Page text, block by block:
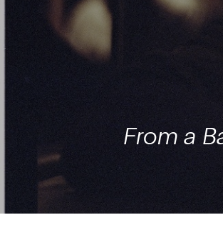
From a